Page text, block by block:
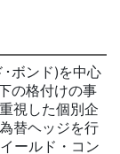
ボンド)を中心
の格付けの事
視した個別企
替ヘッジを行
ールド・コン